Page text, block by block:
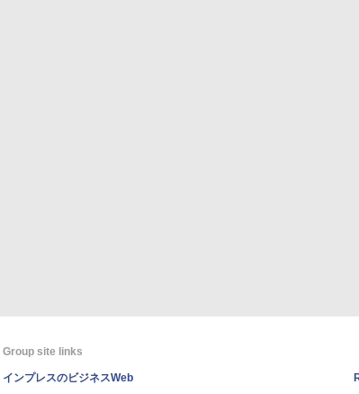
Group site links
インプレスのビジネスWeb